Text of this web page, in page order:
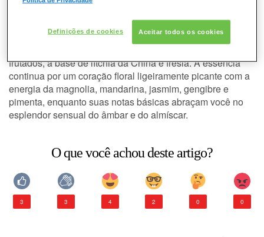
CONSULTORIA DE PRODUTOS LANCÔME
Miracle é uma fragrância aromática, oriental, vibrante,
modernal e floral, que se abre como a madrugada de um
frutados, à base de lítchia da China e frésia. A essência
continua por um coração floral ligeiramente picante com a
energia da magnolia, mandarina, jasmim, gengibre e
pimenta, enquanto suas notas básicas abraçam você no
esplendor sensual do âmbar e do almíscar.
O que você achou deste artigo?
3 3 4 2 0 0
Definições de cookies Aceitar todos os cookies